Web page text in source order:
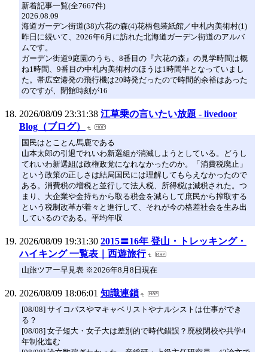
新着記事一覧(全7667件)
2026.08.09
海道ガーデン街道(38)六花の森(4)花柄包装紙館／中札内美術村(1)
昨日に続いて、2026年6月に訪れた北海道ガーデン街道のアルバ
ムです。
ガーデン街道9庭園のうち、8番目の『六花の森』の見学時間は概
ね1時間、9番目の中札内美術村のほうは1時間半となっていまし
た。帯広空港発の飛行機は20時発だったので時間的余裕はあった
のですが、閉館時刻が16
2026/08/09 23:31:38 江草乗の言いたい放題 - livedoor
Blog（ブログ）
国民はとことん馬鹿である
山本太郎の引退でれいわ新選組が消滅しようとしている。どうし
てれいわ新選組は政権政党になれなかったのか。「消費税廃止」
という政策の正しさは結局国民には理解してもらえなかったので
ある。消費税の増税と並行して法人税、所得税は減税された。つ
まり、大企業や金持ちから取る税金を減らして庶民から搾取する
という税制改革が着々と進行して、それが今の格差社会を生み出
しているのである。平均年収
2026/08/09 19:31:30 2015〓16年 登山・トレッキング・
ハイキング 一覧表｜西遊旅行
山旅ツアー早見表 ※2026年8月8日現在
2026/08/09 18:06:01 知識連鎖
[08/08] サイコパスやマキャベリストやナルシストは仕事ができ
る？
[08/08] 女子短大・女子大は差別的で時代錯誤？廃校閉校や共学4
年制化進む